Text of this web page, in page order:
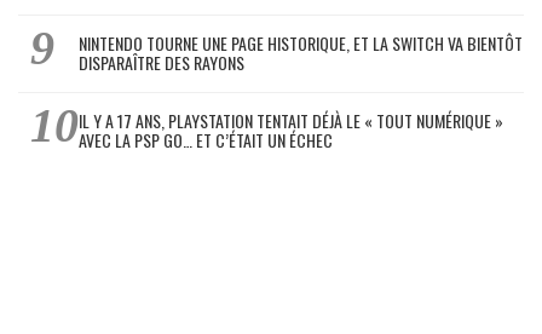
NINTENDO TOURNE UNE PAGE HISTORIQUE, ET LA SWITCH VA BIENTÔT
DISPARAÎTRE DES RAYONS
IL Y A 17 ANS, PLAYSTATION TENTAIT DÉJÀ LE « TOUT NUMÉRIQUE »
AVEC LA PSP GO… ET C’ÉTAIT UN ÉCHEC